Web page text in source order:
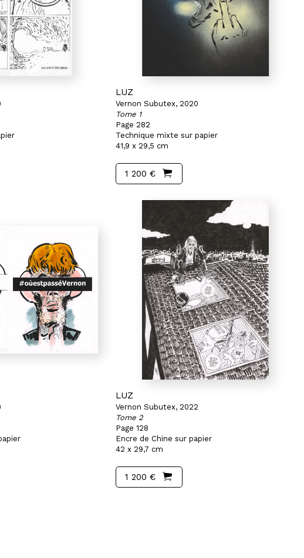
LUZ
Vernon Subutex, 2020
Tome 1
Page 282
Technique mixte sur papier
41,9 x 29,5 cm
1 200 €
LUZ
Vernon Subutex, 2022
Tome 2
Page 128
Encre de Chine sur papier
42 x 29,7 cm
1 200 €